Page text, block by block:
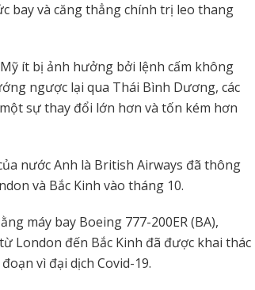
bay và căng thẳng chính trị leo thang
ít bị ảnh hưởng bởi lệnh cấm không
ngược lại qua Thái Bình Dương, các
sự thay đổi lớn hơn và tốn kém hơn
nước Anh là British Airways đã thông
và Bắc Kinh vào tháng 10.
máy bay Boeing 777-200ER (BA),
London đến Bắc Kinh đã được khai thác
vì đại dịch Covid-19.